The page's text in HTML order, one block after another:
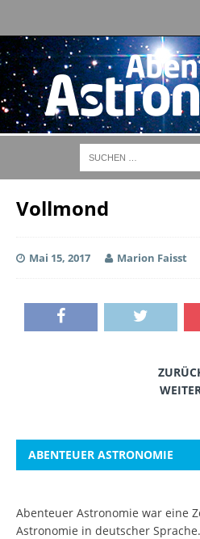
Vollmond
Mai 15, 2017 Marion Faisst
ABENTEUER ASTRONOMIE
Abenteuer Astronomie war eine
Astronomie in deutscher